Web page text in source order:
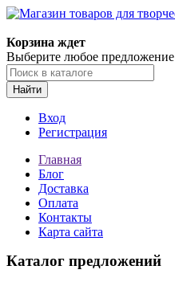
Корзина ждет
Выберите любое предложение
Найти
Вход
Регистрация
Главная
Блог
Доставка
Оплата
Контакты
Карта сайта
Каталог предложений